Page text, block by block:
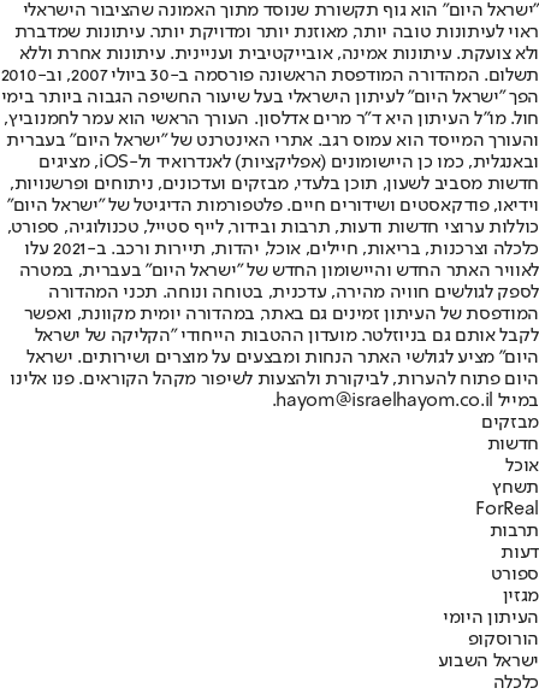
"ישראל היום" הוא גוף תקשורת שנוסד מתוך האמונה שהציבור הישראלי
ראוי לעיתונות טובה יותר, מאוזנת יותר ומדויקת יותר. עיתונות שמדברת
ולא צועקת. עיתונות אמינה, אובייקטיבית ועניינית. עיתונות אחרת וללא
תשלום. המהדורה המודפסת הראשונה פורסמה ב-30 ביולי 2007, וב-2010
הפך "ישראל היום" לעיתון הישראלי בעל שיעור החשיפה הגבוה ביותר בימי
חול. מו"ל העיתון היא ד"ר מרים אדלסון. העורך הראשי הוא עמר לחמנוביץ,
והעורך המייסד הוא עמוס רגב. אתרי האינטרנט של "ישראל היום" בעברית
ובאנגלית, כמו כן היישומונים (אפליקציות) לאנדרואיד ול-iOS, מציגים
חדשות מסביב לשעון, תוכן בלעדי, מבזקים ועדכונים, ניתוחים ופרשנויות,
וידיאו, פודקאסטים ושידורים חיים. פלטפורמות הדיגיטל של "ישראל היום"
כוללות ערוצי חדשות ודעות, תרבות ובידור, לייף סטייל, טכנולוגיה, ספורט,
כלכלה וצרכנות, בריאות, חיילים, אוכל, יהדות, תיירות ורכב. ב-2021 עלו
לאוויר האתר החדש והיישומון החדש של "ישראל היום" בעברית, במטרה
לספק לגולשים חוויה מהירה, עדכנית, בטוחה ונוחה. תכני המהדורה
המודפסת של העיתון זמינים גם באתר, במהדורה יומית מקוונת, ואפשר
לקבל אותם גם בניוזלטר. מועדון ההטבות הייחודי "הקליקה של ישראל
היום" מציע לגולשי האתר הנחות ומבצעים על מוצרים ושירותים. ישראל
היום פתוח להערות, לביקורת ולהצעות לשיפור מקהל הקוראים. פנו אלינו
במייל hayom@israelhayom.co.il.
מבזקים
חדשות
אוכל
תשחץ
ForReal
תרבות
דעות
ספורט
מגזין
העיתון היומי
הורוסקופ
ישראל השבוע
כלכלה